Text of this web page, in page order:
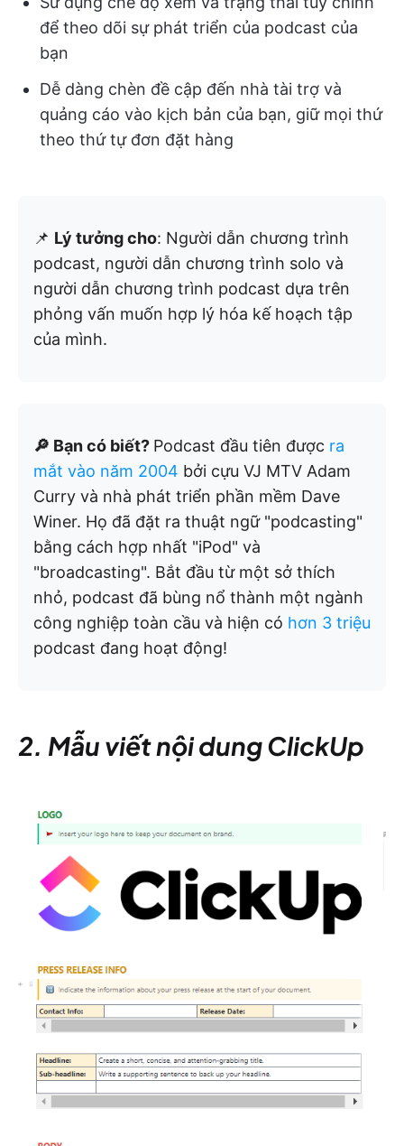
để theo dõi sự phát triển của podcast của
bạn
Dễ dàng chèn đề cập đến nhà tài trợ và
quảng cáo vào kịch bản của bạn, giữ mọi thứ
theo thứ tự đơn đặt hàng
📌 Lý tưởng cho: Người dẫn chương trình
podcast, người dẫn chương trình solo và
người dẫn chương trình podcast dựa trên
phỏng vấn muốn hợp lý hóa kế hoạch tập
của mình.
🔎 Bạn có biết? Podcast đầu tiên được ra
mắt vào năm 2004 bởi cựu VJ MTV Adam
Curry và nhà phát triển phần mềm Dave
Winer. Họ đã đặt ra thuật ngữ "podcasting"
bằng cách hợp nhất "iPod" và
"broadcasting". Bắt đầu từ một sở thích
nhỏ, podcast đã bùng nổ thành một ngành
công nghiệp toàn cầu và hiện có hơn 3 triệu
podcast đang hoạt động!
2. Mẫu viết nội dung ClickUp